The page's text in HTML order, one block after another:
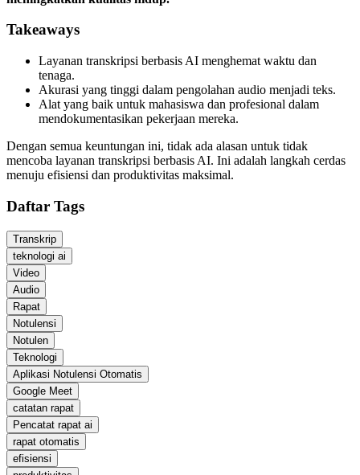
Takeaways
Layanan transkripsi berbasis AI menghemat waktu dan
tenaga.
Akurasi yang tinggi dalam pengolahan audio menjadi teks.
Alat yang baik untuk mahasiswa dan profesional dalam
mendokumentasikan pekerjaan mereka.
Dengan semua keuntungan ini, tidak ada alasan untuk tidak
mencoba layanan transkripsi berbasis AI. Ini adalah langkah cerdas
menuju efisiensi dan produktivitas maksimal.
Daftar Tags
Transkrip
teknologi ai
Video
Audio
Rapat
Notulensi
Notulen
Teknologi
Aplikasi Notulensi Otomatis
Google Meet
catatan rapat
Pencatat rapat ai
rapat otomatis
efisiensi